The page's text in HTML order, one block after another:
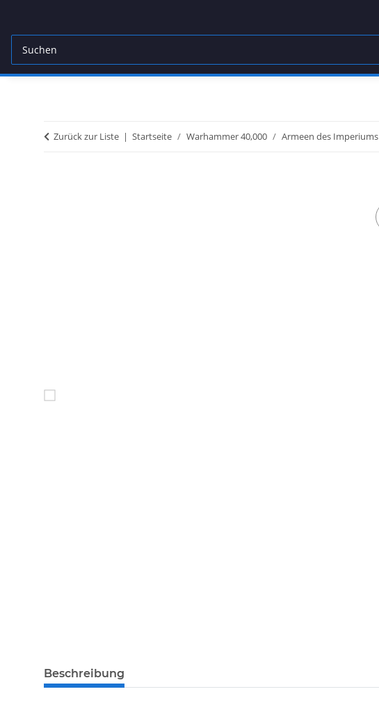
Zurück zur Liste Startseite Warhammer 40,000 Armeen des Imperiums
weitere Registerkarten anzeigen
Beschreibung